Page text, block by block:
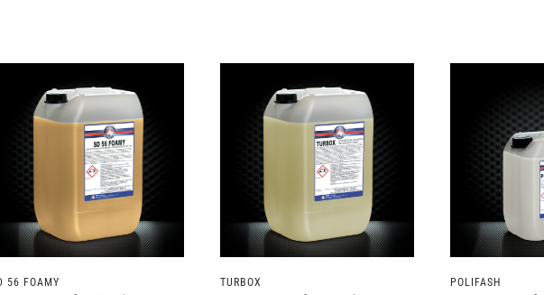
56 FOAMY TURBOX POLIFASH